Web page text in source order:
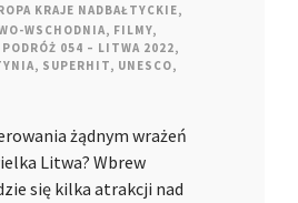
KRAJE NADBAŁTYCKIE,
WSCHODNIA, FILMY,
PODRÓŻ 054 – LITWA 2022,
, SUPERHIT, UNESCO,
żądnym wrażeń
Litwa? Wbrew
się kilka atrakcji nad